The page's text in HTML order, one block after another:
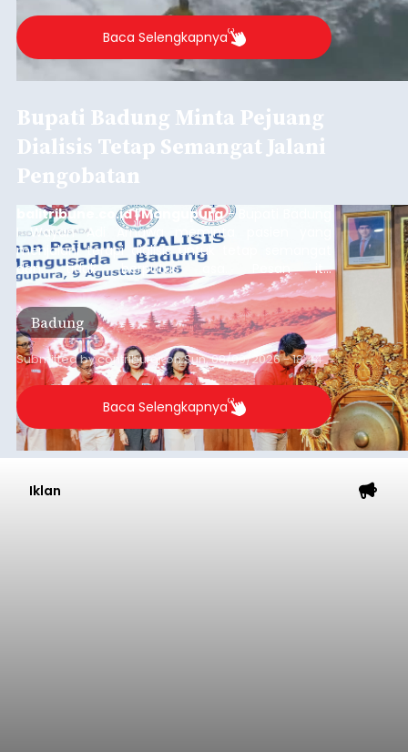
Baca Selengkapnya
Bupati Badung Minta Pejuang
Dialisis Tetap Semangat Jalani
Pengobatan
balitribune.co.id | Mangupura- Bupati Badung
I Wayan Adi Arnawa meminta pasien yang
menjalani terapi dialisis untuk tetap semangat
dan tidak berputus asa. Pesan itu
disampaikannya saat menghadiri Sarasehan
Pejuang Dialisis yang digelar RSD Mangusada di
Ruang Kertha Gosana, Puspem Badung, Minggu
(9/8/2026).
Badung
Submitted bycontributoronSun, 08/09/2026 - 18:44
Baca Selengkapnya
Iklan